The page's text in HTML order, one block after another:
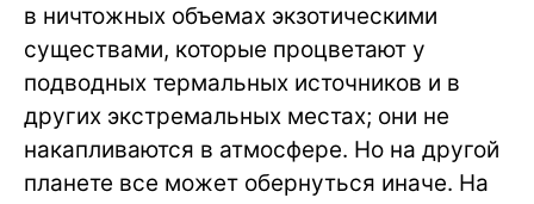
в ничтожных объемах экзотическими
существами, которые процветают у
подводных термальных источников и в
других экстремальных местах; они не
накапливаются в атмосфере. Но на другой
планете все может обернуться иначе. На